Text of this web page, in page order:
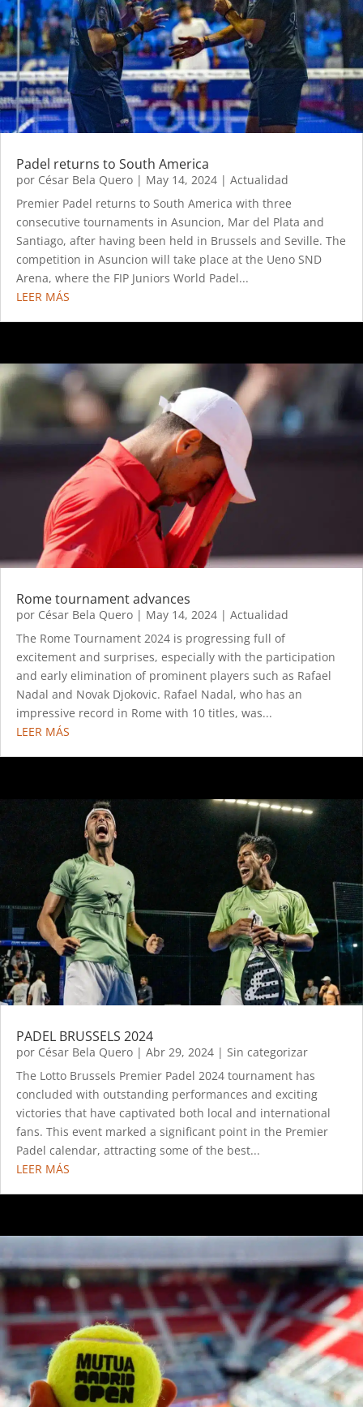
Padel returns to South America
por César Bela Quero | May 14, 2024 | Actualidad
Premier Padel returns to South America with three
consecutive tournaments in Asuncion, Mar del Plata and
Santiago, after having been held in Brussels and Seville. The
competition in Asuncion will take place at the Ueno SND
Arena, where the FIP Juniors World Padel...
LEER MÁS
Rome tournament advances
por César Bela Quero | May 14, 2024 | Actualidad
The Rome Tournament 2024 is progressing full of
excitement and surprises, especially with the participation
and early elimination of prominent players such as Rafael
Nadal and Novak Djokovic. Rafael Nadal, who has an
impressive record in Rome with 10 titles, was...
LEER MÁS
PADEL BRUSSELS 2024
por César Bela Quero | Abr 29, 2024 | Sin categorizar
The Lotto Brussels Premier Padel 2024 tournament has
concluded with outstanding performances and exciting
victories that have captivated both local and international
fans. This event marked a significant point in the Premier
Padel calendar, attracting some of the best...
LEER MÁS